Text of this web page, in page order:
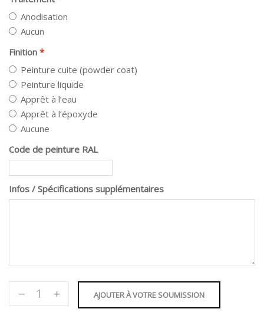
Anodisation
Aucun
Finition
Peinture cuite (powder coat)
Peinture liquide
Apprêt à l’eau
Apprêt à l’époxyde
Aucune
Code de peinture RAL
Infos / Spécifications supplémentaires
AJOUTER À VOTRE SOUMISSION